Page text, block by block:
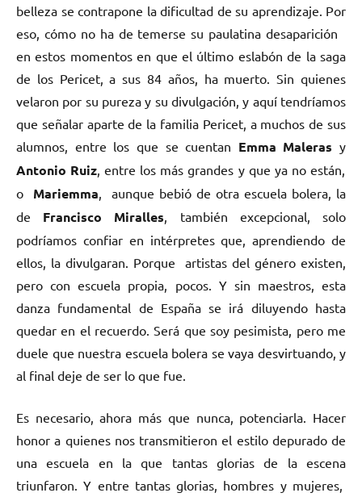
belleza se contrapone la dificultad de su aprendizaje. Por
eso, cómo no ha de temerse su paulatina desaparición
en estos momentos en que el último eslabón de la saga
de los Pericet, a sus 84 años, ha muerto. Sin quienes
velaron por su pureza y su divulgación, y aquí tendríamos
que señalar aparte de la familia Pericet, a muchos de sus
alumnos, entre los que se cuentan Emma Maleras y
Antonio Ruiz , entre los más grandes y que ya no están,
o Mariemma , aunque bebió de otra escuela bolera, la
de Francisco Miralles , también excepcional, solo
podríamos confiar en intérpretes que, aprendiendo de
ellos, la divulgaran. Porque artistas del género existen,
pero con escuela propia, pocos. Y sin maestros, esta
danza fundamental de España se irá diluyendo hasta
quedar en el recuerdo. Será que soy pesimista, pero me
duele que nuestra escuela bolera se vaya desvirtuando, y
al final deje de ser lo que fue.
Es necesario, ahora más que nunca, potenciarla. Hacer
honor a quienes nos transmitieron el estilo depurado de
una escuela en la que tantas glorias de la escena
triunfaron. Y entre tantas glorias, hombres y mujeres,